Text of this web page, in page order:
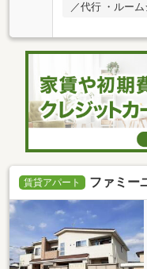
／代行 ・ルー
賃貸アパート ファミ